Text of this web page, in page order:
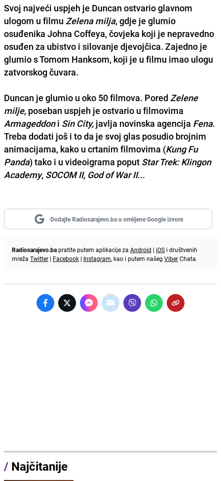
Svoj najveći uspjeh je Duncan ostvarioglavnom
ulogom u filmu Zelena milja, gdje je glumio
osuđenika Johna Coffeya, čovjeka koji je nepravedno
osuđen za ubistvo i silovanje djevojčica. Zajedno je
glumio s Tomom Hanksom, koji je u filmu imao ulogu
zatvorskog čuvara.
Duncan je glumio u oko 50 filmova. Pored Zelene
milje, poseban uspjeh je ostvario u filmovima
Armageddoni Sin City, javlja novinska agencija Fena.
Treba dodati još i to da je svoj glas posudio brojnim
animacijama, kako u crtanim filmovima (Kung Fu
Panda) tako i u videoigrama poput Star Trek: Klingon
Academy, SOCOM II, God of War II...
Dodajte Radiosarajevo.ba u omiljene Google izvore
Radiosarajevo.bapratite putem aplikacije za Android | iOS i društvenih
mreža Twitter | Facebook | Instagram, kao i putem našeg ViberChata.
/ Najčitanije